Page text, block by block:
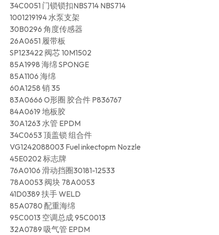
34C0051 门锁锁扣NBS714 NBS714
1001219194 水泵支架
30B0296 角度传感器
26A0651 履带板
SP123422 阀芯 10M1502
85A1998 海绵 SPONGE
85A1106 海绵
60A1258 销 35
83A0666 O形圈 胶合件 P836767
84A0619 地板胶
30A1263 水管 EPDM
34C0653 顶盖锁 组合件
VG1242088003 Fuel inkectopm Nozzle
45E0202 标志牌
76A0106 滑动挡圈30181-12533
78A0053 阀块 78A0053
41D0389 扶手 WELD
85A0780 配重海绵
95C0013 空调总成 95C0013
32A0789 吸气管 EPDM